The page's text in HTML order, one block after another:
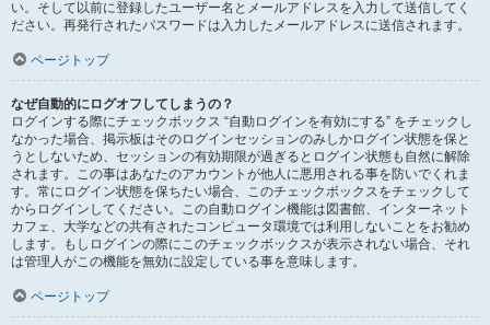
い。そして以前に登録したユーザー名とメールアドレスを入力して送信してく
ださい。再発行されたパスワードは入力したメールアドレスに送信されます。
ページトップ
なぜ自動的にログオフしてしまうの？
ログインする際にチェックボックス “自動ログインを有効にする” をチェックし
なかった場合、掲示板はそのログインセッションのみしかログイン状態を保と
うとしないため、セッションの有効期限が過ぎるとログイン状態も自然に解除
されます。この事はあなたのアカウントが他人に悪用される事を防いでくれま
す。常にログイン状態を保ちたい場合、このチェックボックスをチェックして
からログインしてください。この自動ログイン機能は図書館、インターネット
カフェ、大学などの共有されたコンピュータ環境では利用しないことをお勧め
します。もしログインの際にこのチェックボックスが表示されない場合、それ
は管理人がこの機能を無効に設定している事を意味します。
ページトップ